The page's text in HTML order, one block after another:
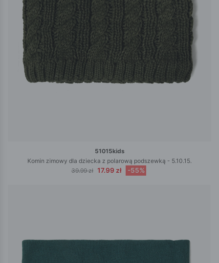
51015kids
Komin zimowy dla dziecka z polarową podszewką - 5.10.15.
39.99 zł 17.99 zł -55%